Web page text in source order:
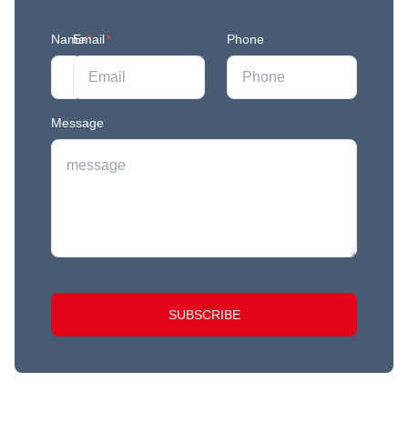
Name*
Email* Phone
Message
SUBSCRIBE